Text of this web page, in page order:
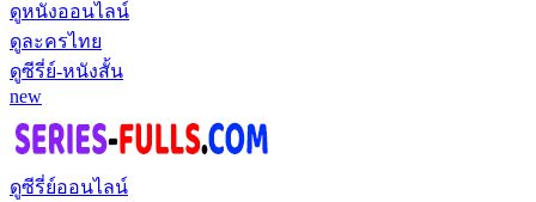
ดูหนังออนไลน์
ดูละครไทย
ดูซีรี่ย์-หนังสั้น
new
ดูซีรี่ย์ออนไลน์